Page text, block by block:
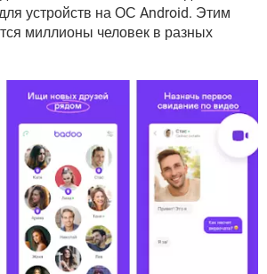
GOOGLE
устройств на ОС Android. Этим
миллионы человек в разных